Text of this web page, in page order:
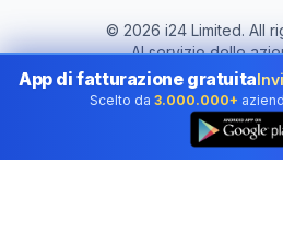
© 2026 i24 Limited. All
Al servizio delle
Cambia paese:
Italy
App di fatturazione gratuita
Scelto da 3.000.000+